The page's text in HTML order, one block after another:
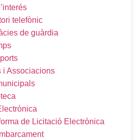
telefònic
de guàrdia
i Associacions
de Licitació Electrònica